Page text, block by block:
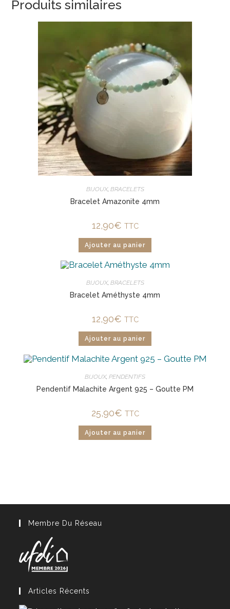
Produits similaires
BIJOUX, BRACELETS
Bracelet Amazonite 4mm
12,90€ TTC
Ajouter au panier
BIJOUX, BRACELETS
Bracelet Améthyste 4mm
12,90€ TTC
Ajouter au panier
BIJOUX, PENDENTIFS
Pendentif Malachite Argent 925 – Goutte PM
25,90€ TTC
Ajouter au panier
Membre Du Réseau
Articles Récents